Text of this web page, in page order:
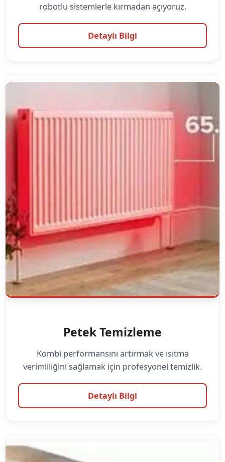
robotlu sistemlerle kırmadan açıyoruz.
Detaylı Bilgi
Petek Temizleme
Kombi performansını artırmak ve ısıtma
verimliliğini sağlamak için profesyonel temizlik.
Detaylı Bilgi